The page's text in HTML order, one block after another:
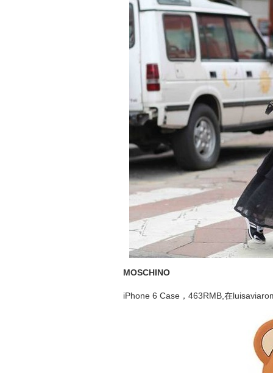
MOSCHINO
iPhone 6 Case，463RMB,在